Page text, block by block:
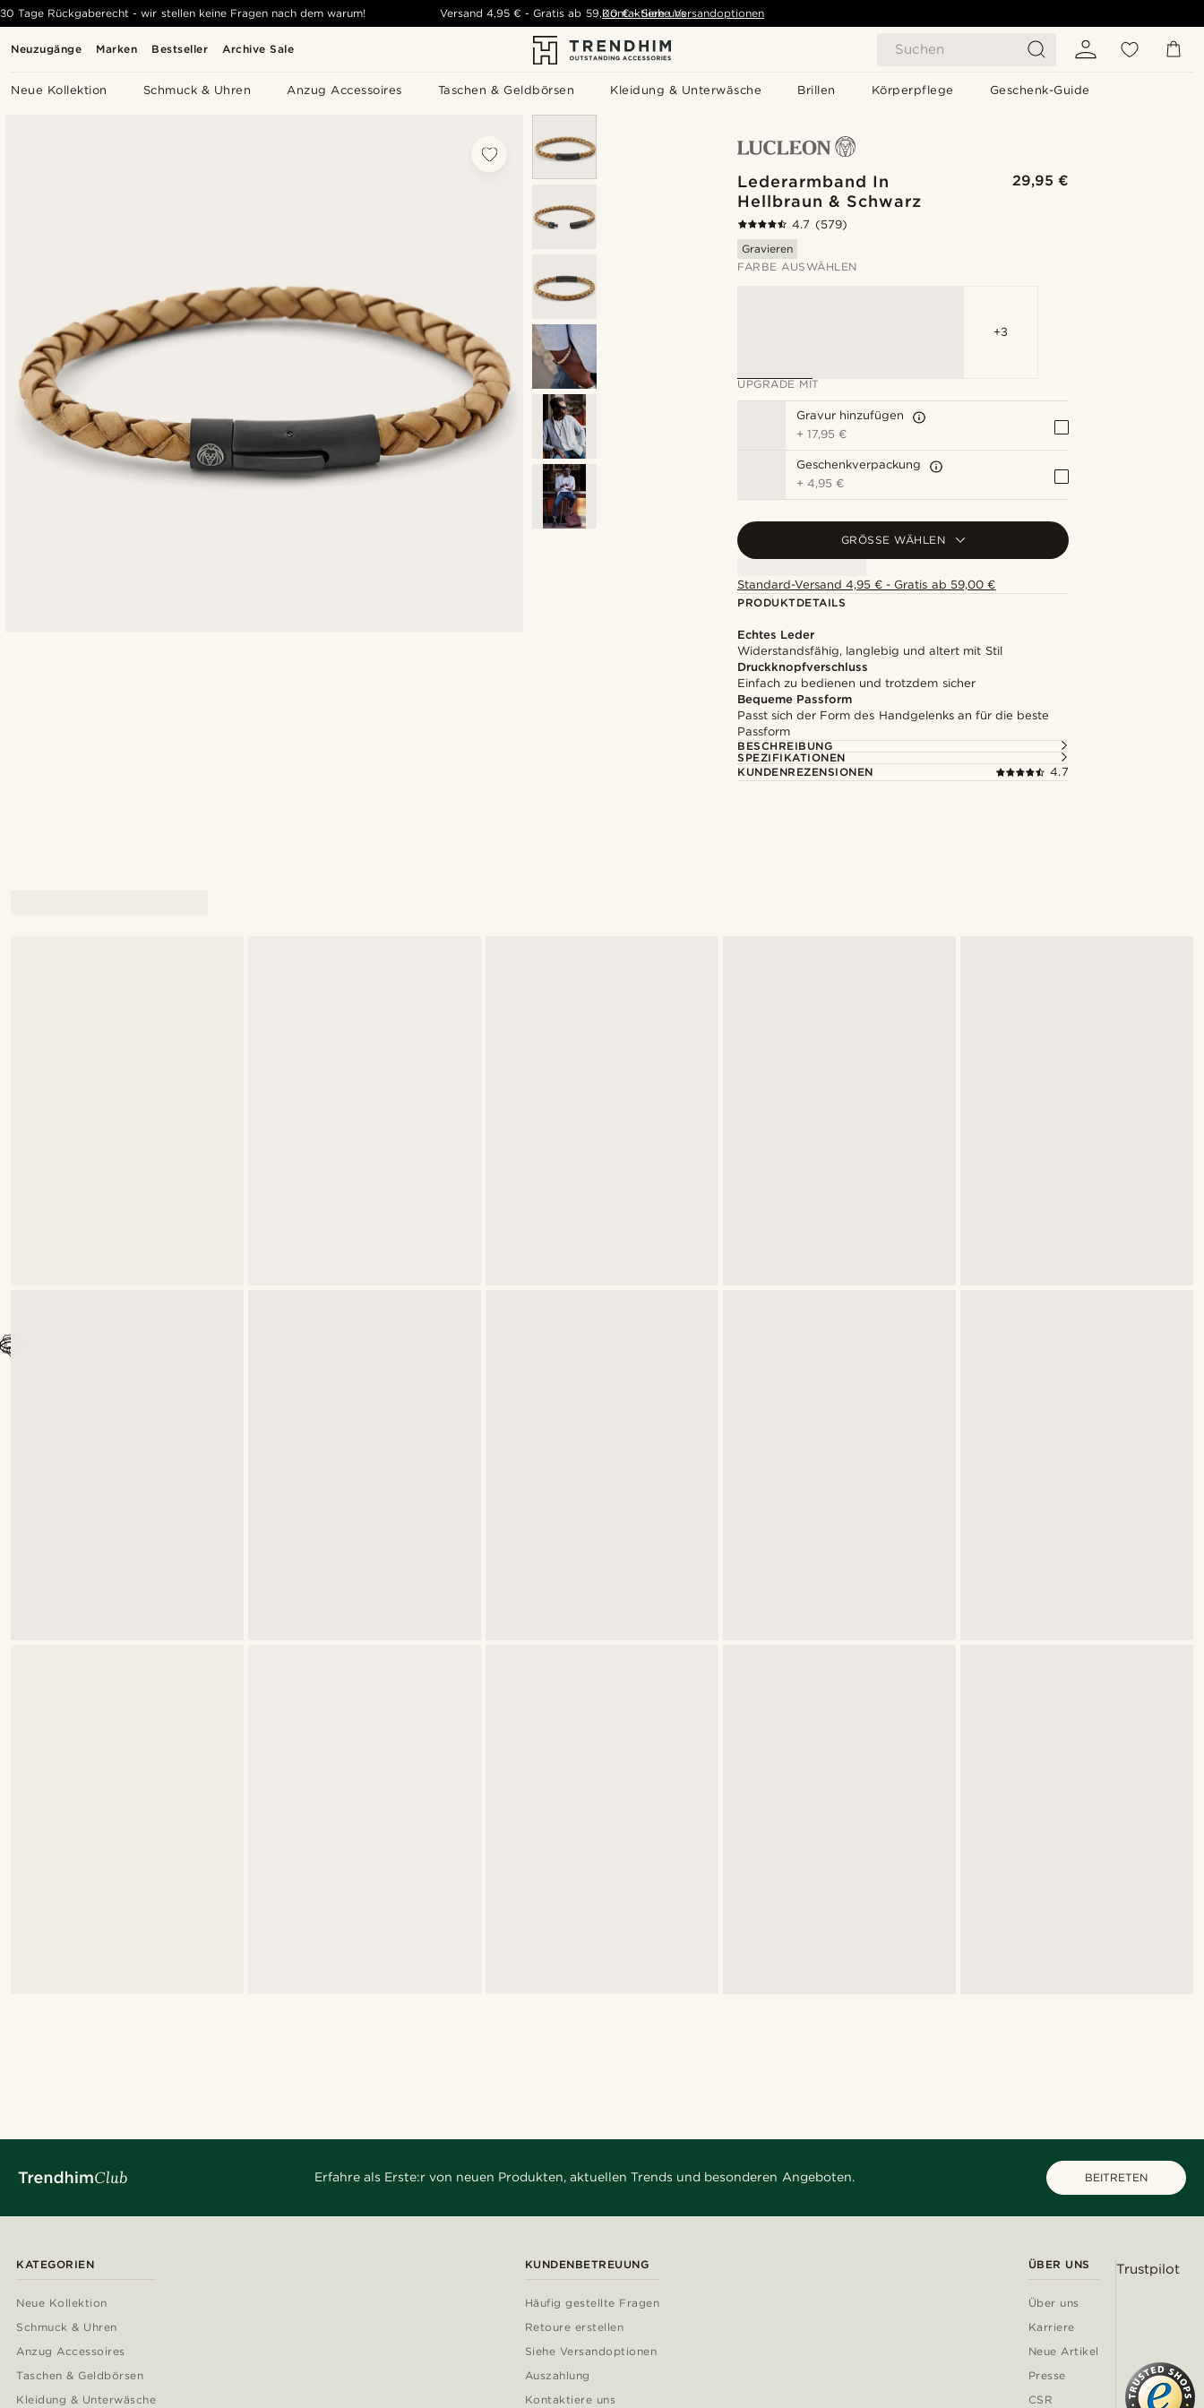
Neuzugänge Marken Bestseller Archive Sale Suchen
Neue Kollektion Schmuck & Uhren Anzug Accessoires Taschen & Geldbörsen Kleidung & Unterwäsche Brillen Körperpflege Geschenk-Guide
30 Tage Rückgaberecht - wir stellen keine Fragen nach dem warum! Versand 4,95 € -Gratis ab 59,00 € - Siehe Versandoptionen
Kontaktiere uns
Lederarmband In
Hellbraun & Schwarz
29,95 €
4.7 (579)
Gravieren
FARBE AUSWÄHLEN
+3
UPGRADE MIT
Gravur hinzufügen
+17,95 €
Geschenkverpackung
+4,95 €
GRÖSSE WÄHLEN
Standard-Versand 4,95 € - Gratis ab 59,00 €
PRODUKTDETAILS
Echtes Leder
Widerstandsfähig, langlebig und altert mit Stil
Druckknopfverschluss
Einfach zu bedienen und trotzdem sicher
Bequeme Passform
Passt sich der Form des Handgelenks an für die beste
Passform
BESCHREIBUNG
SPEZIFIKATIONEN
KUNDENREZENSIONEN
4.7
Erfahre als Erste:r von neuen Produkten, aktuellen Trends und besonderen Angeboten. BEITRETEN
KATEGORIEN
Neue Kollektion
Schmuck & Uhren
Anzug Accessoires
Taschen & Geldbörsen
Kleidung & Unterwäsche
KUNDENBETREUUNG
Häufig gestellte Fragen
Retoure erstellen
Siehe Versandoptionen
Auszahlung
Kontaktiere uns
ÜBER UNS
Über uns
Karriere
Neue Artikel
Presse
CSR
Trustpilot